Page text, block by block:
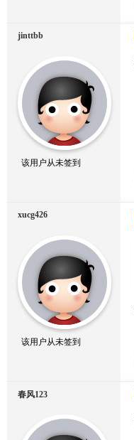
jinttbb
该用户从未签到
xucg426
该用户从未签到
春风123